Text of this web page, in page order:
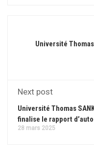
Université
Next post
Université Thomas
finalise le rapport
28 mars 2025